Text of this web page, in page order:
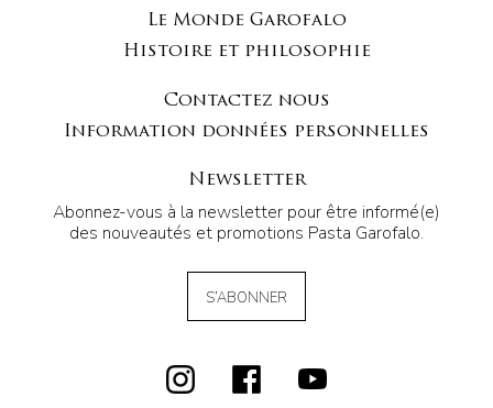
Le Monde Garofalo
Histoire et philosophie
Contactez nous
Information données personnelles
Newsletter
Abonnez-vous à la newsletter pour être informé(e)
des nouveautés et promotions Pasta Garofalo.
S’ABONNER